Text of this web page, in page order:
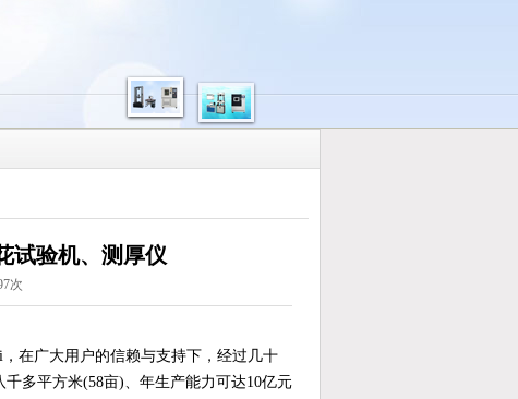
试验机、测厚仪
次
在广大用户的信赖与支持下，经过几十
多平方米(58亩)、年生产能力可达10亿元